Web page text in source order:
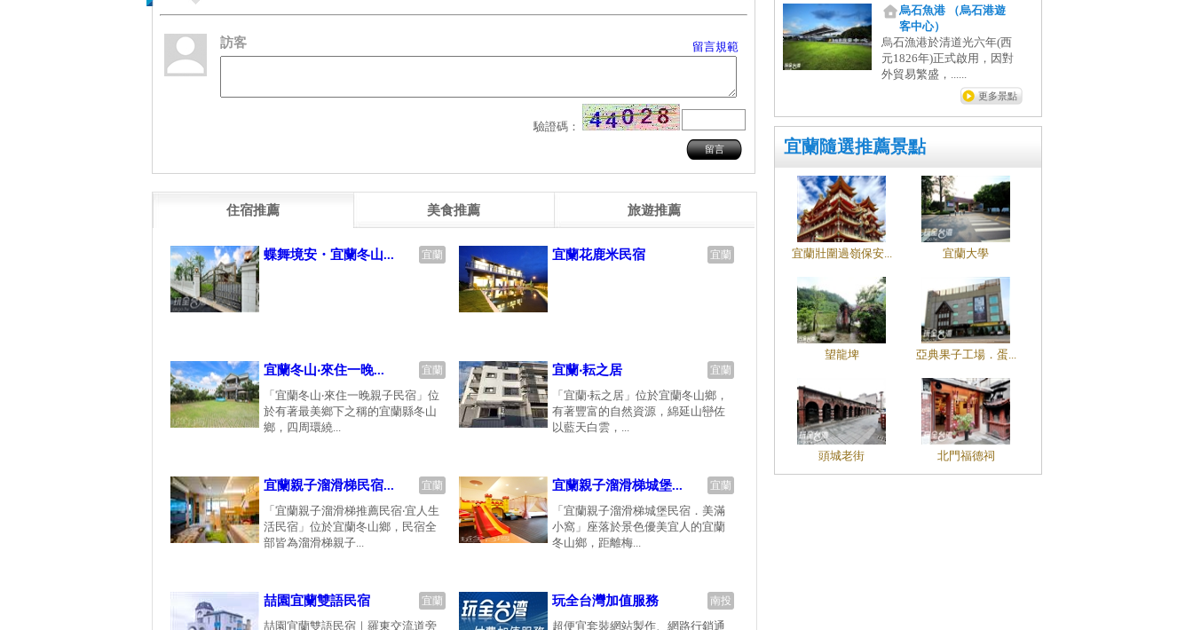
烏石魚港 （烏石港遊
客中心）
烏石漁港於清道光六年(西
元1826年)正式啟用，因對
外貿易繁盛，......
更多景點
宜蘭隨選推薦景點
宜蘭壯圍過嶺保安... 宜蘭大學
望龍埤 亞典果子工場．蛋...
頭城老街 北門福德祠
訪客 留言規範
驗證碼：
住宿推薦 美食推薦 旅遊推薦
宜蘭
蝶舞境安・宜蘭冬山... 宜蘭
宜蘭花鹿米民宿
宜蘭
宜蘭冬山‧來住一晚...
「宜蘭冬山‧來住一晚親子民宿」位
於有著最美鄉下之稱的宜蘭縣冬山
鄉，四周環繞...
宜蘭
宜蘭‧耘之居
「宜蘭‧耘之居」位於宜蘭冬山鄉，
有著豐富的自然資源，綿延山巒佐
以藍天白雲，...
宜蘭
宜蘭親子溜滑梯民宿...
「宜蘭親子溜滑梯推薦民宿‧宜人生
活民宿」位於宜蘭冬山鄉，民宿全
部皆為溜滑梯親子...
宜蘭
宜蘭親子溜滑梯城堡...
「宜蘭親子溜滑梯城堡民宿．美滿
小窩」座落於景色優美宜人的宜蘭
冬山鄉，距離梅...
宜蘭
喆園宜蘭雙語民宿
喆園宜蘭雙語民宿｜羅東交流道旁
南投
玩全台灣加值服務
超便宜套裝網站製作、網路行銷通